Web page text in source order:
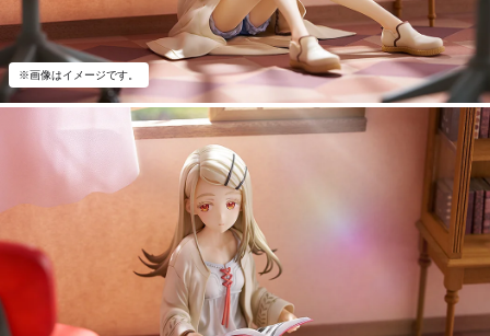
※画像はイメージです。